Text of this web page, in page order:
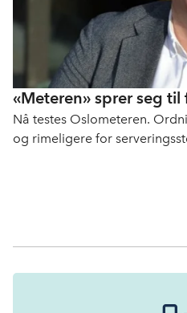
«Meteren» sprer seg til
Nå testes Oslometeren.
og rimeligere for